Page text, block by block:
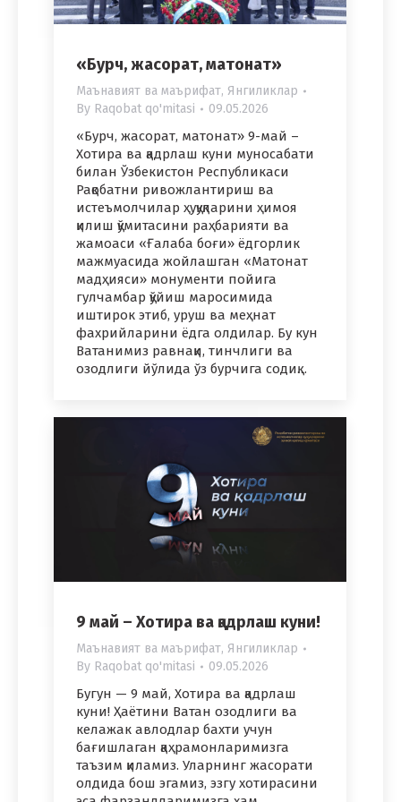
«Бурч, жасорат, матонат»
Маънавият ва маърифат, Янгиликлар
By Raqobat qo'mitasi 09.05.2026
«Бурч, жасорат, матонат» 9-май –
Хотира ва қадрлаш куни муносабати
билан Ўзбекистон Республикаси
Рақобатни ривожлантириш ва
истеъмолчилар ҳуқуқларини ҳимоя
қилиш қўмитасини раҳбарияти ва
жамоаси «Ғалаба боғи» ёдгорлик
мажмуасида жойлашган «Матонат
мадҳияси» монументи пойига
гулчамбар қўйиш маросимида
иштирок этиб, уруш ва меҳнат
фахрийларини ёдга олдилар. Бу кун
Ватанимиз равнақи, тинчлиги ва
озодлиги йўлида ўз бурчига содиқ…
9 май – Хотира ва қадрлаш куни!
Маънавият ва маърифат, Янгиликлар
By Raqobat qo'mitasi 09.05.2026
Бугун — 9 май, Хотира ва қадрлаш
куни! Ҳаётини Ватан озодлиги ва
келажак авлодлар бахти учун
бағишлаган қаҳрамонларимизга
таъзим қиламиз. Уларнинг жасорати
олдида бош эгамиз, эзгу хотирасини